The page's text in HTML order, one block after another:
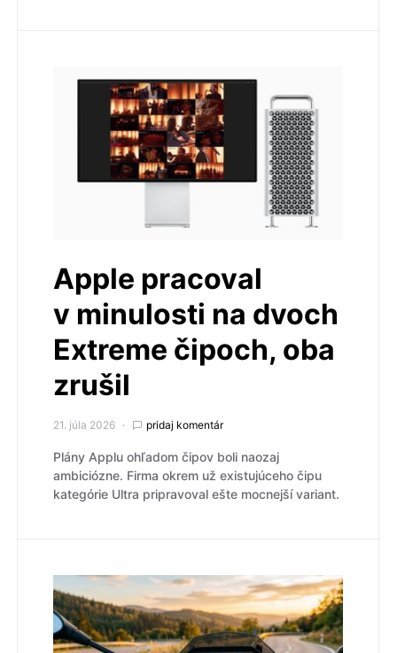
Apple pracoval
v minulosti na dvoch
Extreme čipoch, oba
zrušil
21. júla 2026 pridaj komentár
Plány Applu ohľadom čipov boli naozaj
ambiciózne. Firma okrem už existujúceho čipu
kategórie Ultra pripravoval ešte mocnejší variant.